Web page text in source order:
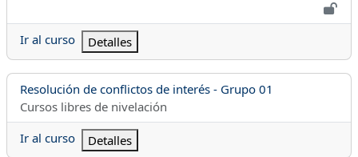
Ir al curso Detalles
Nombre del curso
Resolución de conflictos de interés - Grupo 01
Categoría del curso
Cursos libres de nivelación
Ir al curso
Detalles